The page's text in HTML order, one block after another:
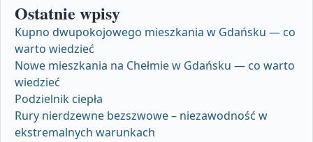
Ostatnie wpisy
Kupno dwupokojowego mieszkania w Gdańsku — co
warto wiedzieć
Nowe mieszkania na Chełmie w Gdańsku — co warto
wiedzieć
Podzielnik ciepła
Rury nierdzewne bezszwowe – niezawodność w
ekstremalnych warunkach